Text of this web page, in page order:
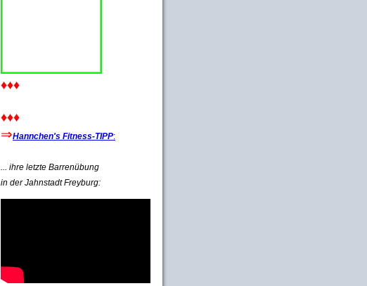
♦♦♦
♦♦♦
⇒Hannchen's Fitness-TIPP:
... ihre letzte Barrenübung
in der Jahnstadt Freyburg: